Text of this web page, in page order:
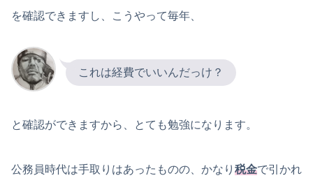
を確認できますし、こうやって毎年、
これは経費でいいんだっけ？
と確認ができますから、とても勉強になります。
公務員時代は手取りはあったものの、かなり 税金で引かれ